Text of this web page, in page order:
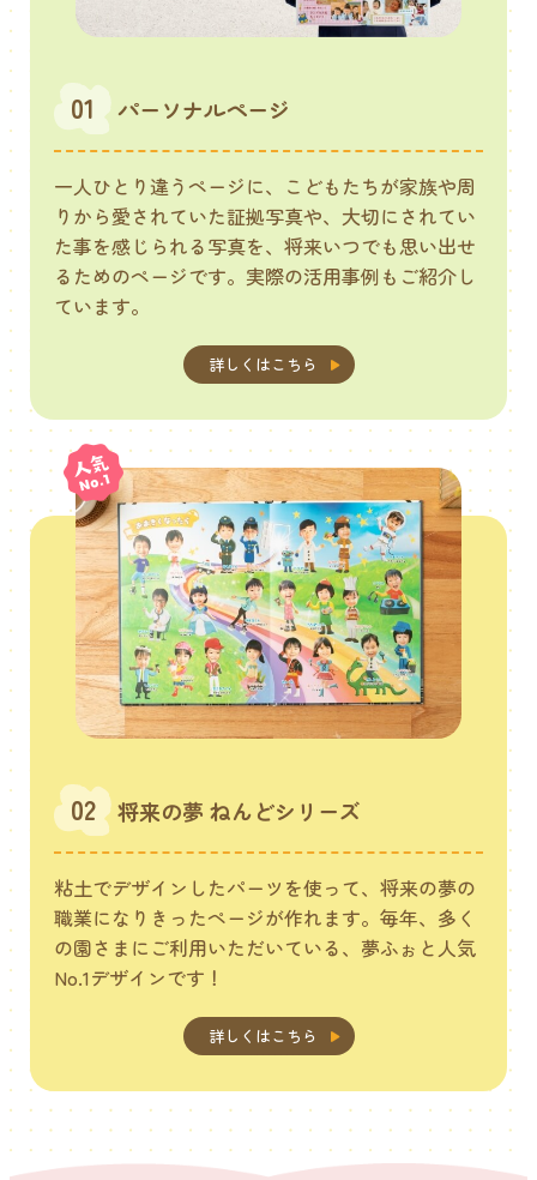
01 パーソナルページ
一人ひとり違うページに、こどもたちが家族や周
りから愛されていた証拠写真や、大切にされてい
た事を感じられる写真を、将来いつでも思い出せ
るためのページです。実際の活用事例もご紹介し
ています。
詳しくはこちら
02 将来の夢 ねんどシリーズ
粘土でデザインしたパーツを使って、将来の夢の
職業になりきったページが作れます。毎年、多く
の園さまにご利用いただいている、夢ふぉと人気
No.1デザインです！
詳しくはこちら